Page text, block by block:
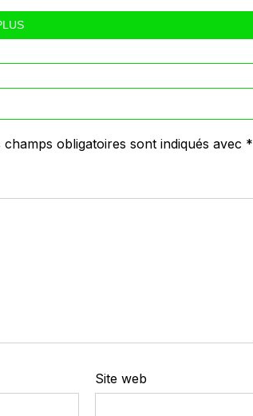
champs obligatoires sont indiqués avec *
Site web